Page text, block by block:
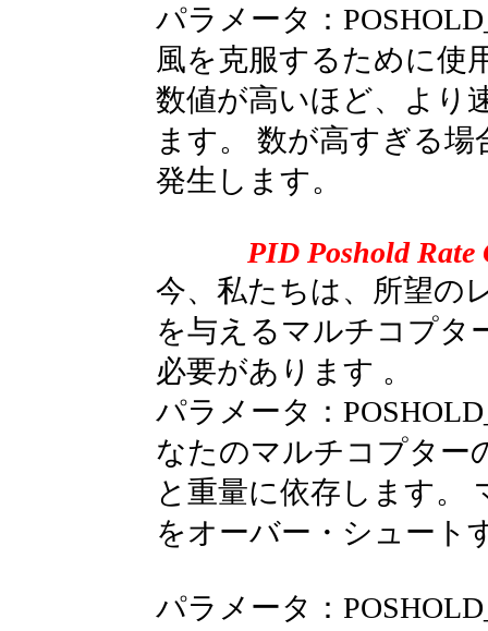
パラメータ：
風を克服するために使
数値が高いほど、より
ます。 数が高すぎる
発生します。
PID Poshold Rate
今、私たちは、所望の
を与えるマルチコプタ
必要があります 。
パラメータ：
なたのマルチコプター
と重量に依存します。
をオーバー・シュート
パラメータ：